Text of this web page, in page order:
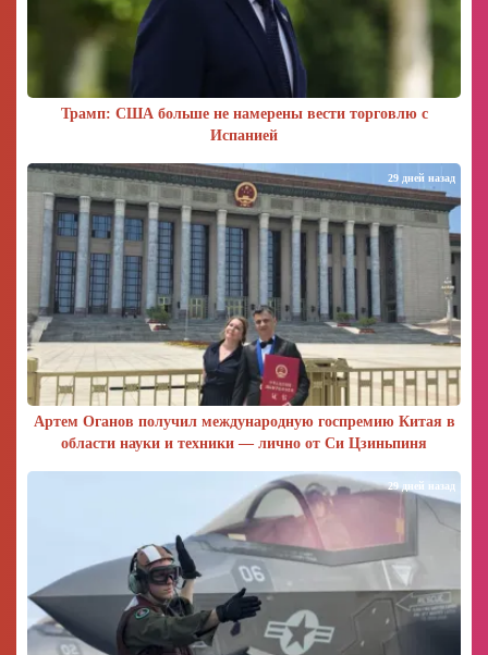
Трамп: США больше не намерены вести торговлю с
Испанией
Артем Оганов получил международную госпремию Китая в
области науки и техники — лично от Си Цзиньпиня
29 дней назад
29 дней назад